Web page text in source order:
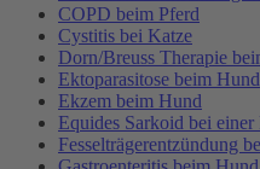
COPD beim Pferd
Cystitis bei Katze
Dorn/Breuss Therapie
Ektoparasitose beim Hund
Ekzem beim Hund
Equides Sarkoid bei
Fesselträgerentzündung